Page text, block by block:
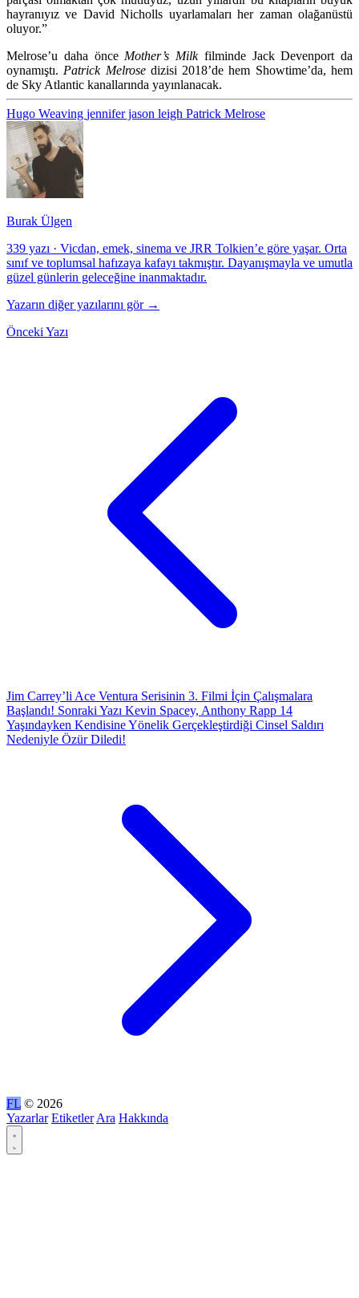
hayranıyız ve David Nicholls uyarlamaları her zaman olağanüstü
oluyor.”
Melrose’u daha önce Mother’s Milkfilminde Jack Devenport da
oynamıştı. Patrick Melrosedizisi 2018’de hem Showtime’da, hem
de Sky Atlantic kanallarında yayınlanacak.
Hugo Weaving jennifer jason leigh Patrick Melrose
Burak Ülgen
339 yazı · Vicdan, emek, sinema ve JRR Tolkien’e göre yaşar. Orta
sınıf ve toplumsal hafızaya kafayı takmıştır. Dayanışmayla ve umutla
güzel günlerin geleceğine inanmaktadır.
Yazarın diğer yazılarını gör →
Önceki Yazı
Jim Carrey’li Ace Ventura Serisinin 3. Filmi İçin Çalışmalara
Başlandı! Sonraki Yazı Kevin Spacey, Anthony Rapp 14
Yaşındayken Kendisine Yönelik Gerçekleştirdiği Cinsel Saldırı
Nedeniyle Özür Diledi!
FL © 2026
Yazarlar Etiketler Ara Hakkında